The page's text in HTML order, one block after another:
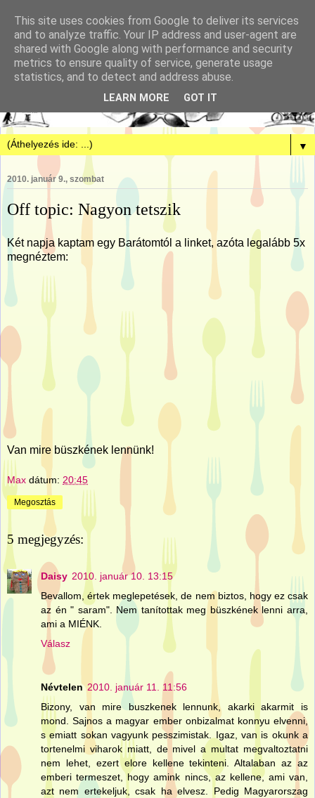
▼
2010. január 9., szombat
Off topic: Nagyon tetszik
Két napja kaptam egy Barátomtól a linket, azóta legalább 5x
megnéztem:
Van mire büszkének lennünk!
Max dátum: 20:45
Megosztás
5 megjegyzés:
Daisy 2010. január 10. 13:15
Bevallom, értek meglepetések, de nem biztos, hogy ez csak
az én " saram". Nem tanítottak meg büszkének lenni arra,
ami a MIÉNK.
Válasz
Névtelen 2010. január 11. 11:56
Bizony, van mire buszkenek lennunk, akarki akarmit is
mond. Sajnos a magyar ember onbizalmat konnyu elvenni,
s emiatt sokan vagyunk pesszimistak. Igaz, van is okunk a
tortenelmi viharok miatt, de mivel a multat megvaltoztatni
nem lehet, ezert elore kellene tekinteni. Altalaban az az
emberi termeszet, hogy amink nincs, az kellene, ami van,
azt nem ertekeljuk, csak ha elvesz. Pedig Magyarorszag
This site uses cookies from Google to deliver its services
and to analyze traffic. Your IP address and user-agent are
shared with Google along with performance and security
metrics to ensure quality of service, generate usage
statistics, and to detect and address abuse.
LEARN MORE GOT IT